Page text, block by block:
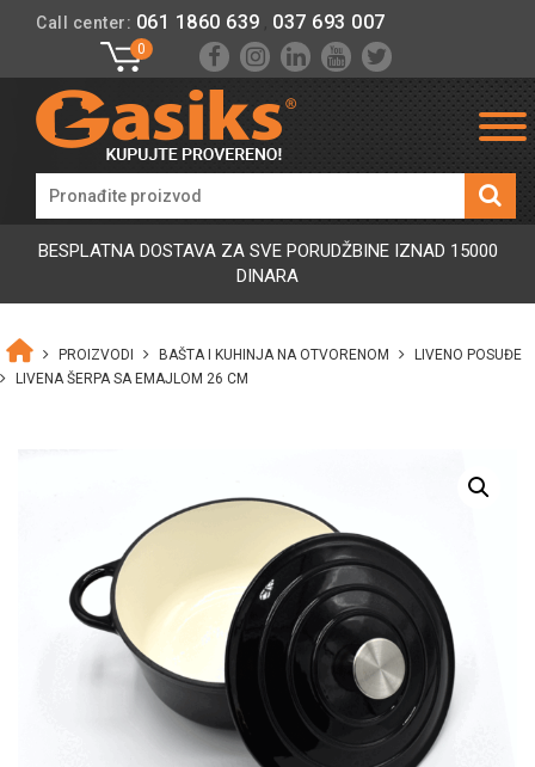
Call center: 061 1860 639 037 693 007
0
BESPLATNA DOSTAVA ZA SVE PORUDŽBINE IZNAD 15000
DINARA
PROIZVODI BAŠTA I KUHINJA NA OTVORENOM
LIVENO POSUĐE
LIVENA ŠERPA SA EMAJLOM 26 CM